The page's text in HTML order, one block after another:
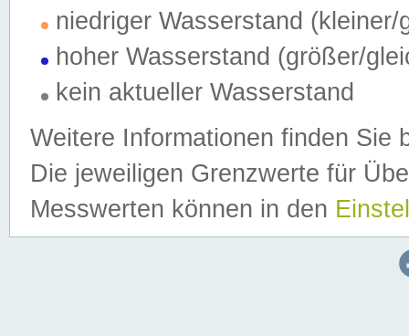
niedriger Wasserstand (kleiner/
hoher Wasserstand (größer/
kein aktueller Wasserstand
Weitere Informationen finden Sie
Die jeweiligen Grenzwerte für
Messwerten können in den